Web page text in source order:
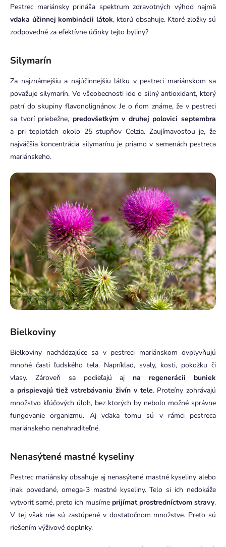
Pestrec mariánsky prináša spektrum zdravotných výhod najmä
vďaka účinnej kombinácii látok, ktorú obsahuje. Ktoré zložky sú
zodpovedné za efektívne účinky tejto byliny?
Silymarín
Za najznámejšiu a najúčinnejšiu látku v pestreci mariánskom sa
považuje silymarín. Vo všeobecnosti ide o silný antioxidant, ktorý
patrí do skupiny flavonolignánov. Je o ňom známe, že v pestreci
sa tvorí priebežne, predovšetkým v druhej polovici septembra
a pri teplotách okolo 25 stupňov Celzia. Zaujímavosťou je, že
najväčšia koncentrácia silymarínu je priamo v semenách pestreca
mariánskeho.
Bielkoviny
Bielkoviny nachádzajúce sa v pestreci mariánskom ovplyvňujú
mnohé časti ľudského tela. Napríklad, svaly, kosti, pokožku či
vlasy. Zároveň sa podieľajú aj na regenerácii buniek
a prispievajú tiež vstrebávaniu živín v tele. Proteíny zohrávajú
množstvo kľúčových úloh, bez ktorých by nebolo možné správne
fungovanie organizmu. Aj vďaka tomu sú v rámci pestreca
mariánskeho nenahraditeľné.
Nenasýtené mastné kyseliny
Pestrec mariánsky obsahuje aj nenasýtené mastné kyseliny alebo
inak povedané, omega-3 mastné kyseliny. Telo si ich nedokáže
vytvoriť samé, preto ich musíme prijímať prostredníctvom stravy.
V tej však nie sú zastúpené v dostatočnom množstve. Preto sú
riešením výživové doplnky.